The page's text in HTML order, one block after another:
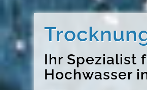
Ihr Spezialist
Hochwasser